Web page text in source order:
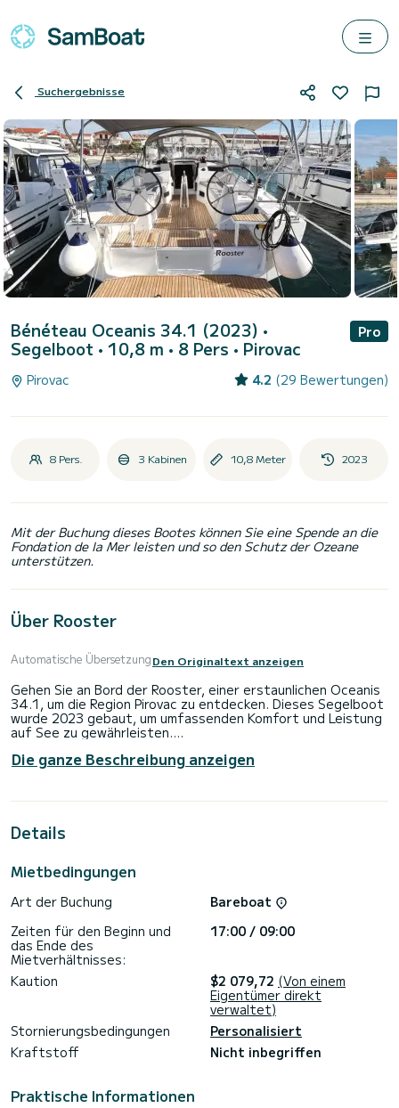
Suchergebnisse
Bénéteau Oceanis 34.1 (2023) •
Segelboot • 10,8 m • 8 Pers • Pirovac
Pro
Pirovac 4.2 (29 Bewertungen)
8 Pers. 3 Kabinen 10,8 Meter 2023
Mit der Buchung dieses Bootes können Sie eine Spende an die
Fondation de la Mer leisten und so den Schutz der Ozeane
unterstützen.
Über Rooster
Automatische ÜbersetzungDen Originaltext anzeigen
Gehen Sie an Bord der Rooster, einer erstaunlichen Oceanis
34.1, um die Region Pirovac zu entdecken. Dieses Segelboot
wurde 2023 gebaut, um umfassenden Komfort und Leistung
auf See zu gewährleisten.
Das Segelboot ist 11 Meter lang und hat 29 PS. Die 3
Kabinen bieten während der Fahrt Platz für 8 Passagiere.
Diese Oceanis 34.1 ist mit 1 Toilette mit Dusche
Autopilot, Bugstrahlruder, Lautsprecher, USB-Stecker,
anzufordern. Wir werden uns mit unseren besten Angeboten
Die ganze Beschreibung anzeigen
Details
Mietbedingungen
Art der Buchung
Bareboat
Zeiten für den Beginn und
das Ende des
Mietverhältnisses:
17:00 / 09:00
Kaution $2 079,72 (Von einem
Eigentümer direkt
verwaltet)
Stornierungsbedingungen
Personalisiert
Kraftstoff
Nicht inbegriffen
Praktische Informationen